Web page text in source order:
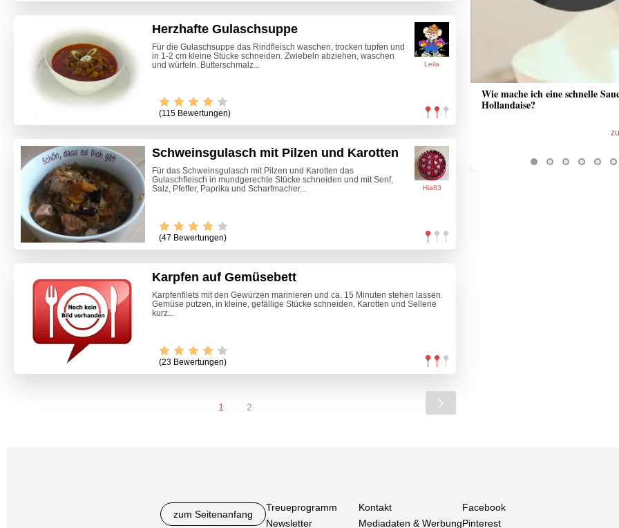
Leila
Herzhafte Gulaschsuppe
Für die Gulaschsuppe das Rindfleisch waschen, trocken tupfen und
in 1-2 cm kleine Stücke schneiden. Zwiebeln abziehen, waschen
und würfeln. Butterschmalz...
(115 Bewertungen)
Hia83
Schweinsgulasch mit Pilzen und Karotten
Für das Schweinsgulasch mit Pilzen und Karotten das
Gulaschfleisch in mundgerechte Stücke schneiden und mit Senf,
Salz, Pfeffer, Paprika und Scharfmacher...
(47 Bewertungen)
Karpfen auf Gemüsebett
Karpfenfilets mit den Gewürzen marinieren und ca. 15 Minuten stehen lassen.
Gemüse putzen, in kleine, gefällige Stücke schneiden, Karotten und Sellerie
kurz...
(23 Bewertungen)
1 2
Wie mache ich eine schnelle
Hollandaise?
zum Seitenanfang
Treueprogramm
Newsletter
Kontakt
Mediadaten & Werbung
Facebook
Pinterest